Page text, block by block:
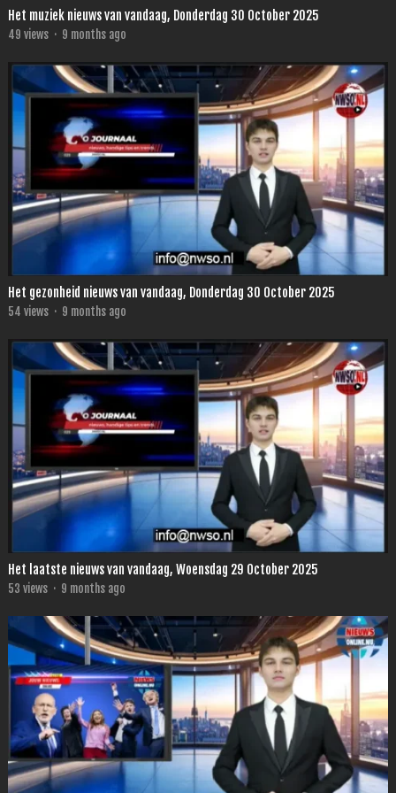
Het muziek nieuws van vandaag, Donderdag 30 October 2025
49 views · 9 months ago
Het gezonheid nieuws van vandaag, Donderdag 30 October 2025
54 views · 9 months ago
Het laatste nieuws van vandaag, Woensdag 29 October 2025
53 views · 9 months ago